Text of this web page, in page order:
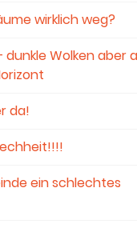
wirklich weg?
dunkle Wolken aber
da!
ein schlechtes